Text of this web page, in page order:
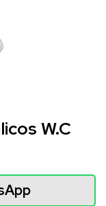
W.C